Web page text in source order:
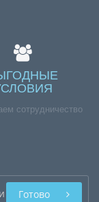
сотрудничество
Готово